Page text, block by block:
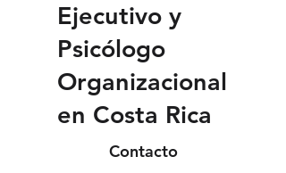
Ejecutivo y
Psicólogo
Organizacional
en Costa Rica
Contacto